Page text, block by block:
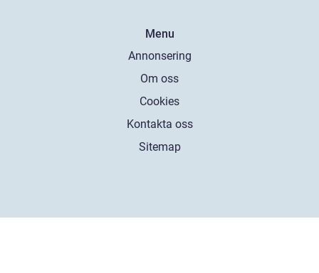
Menu
Annonsering
Om oss
Cookies
Kontakta oss
Sitemap